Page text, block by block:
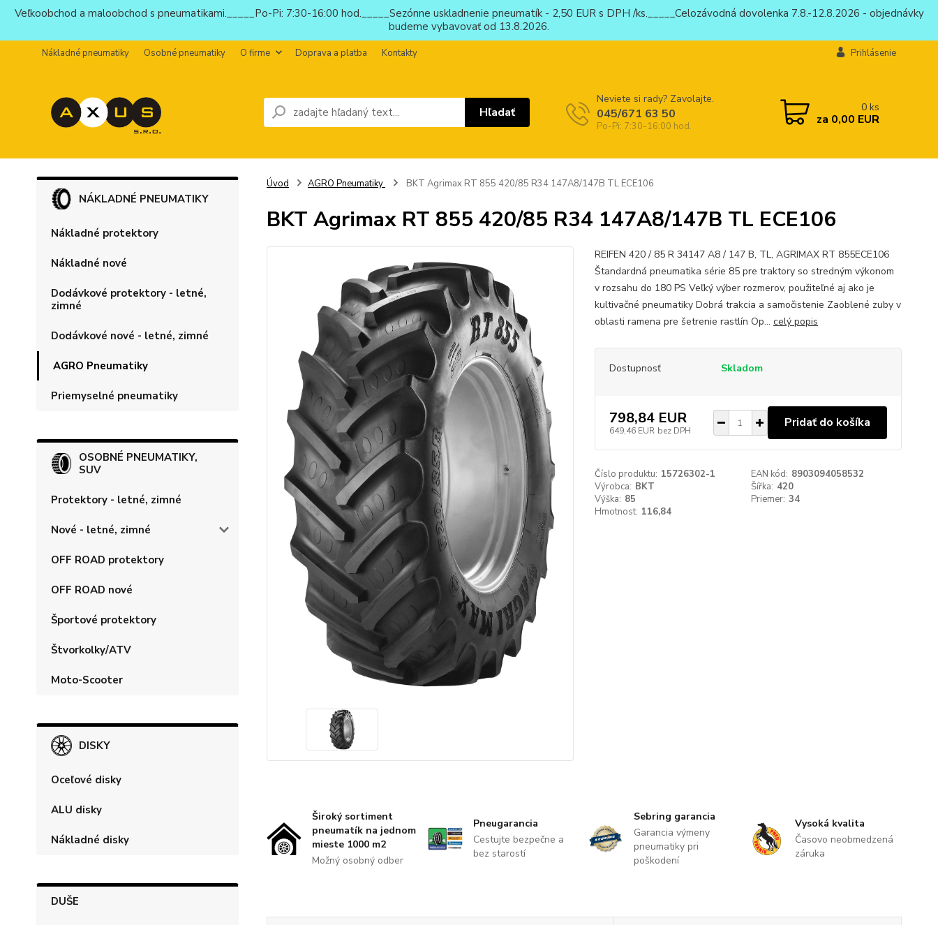
Veľkoobchod a maloobchod s pneumatikami._____Po-Pi: 7:30-16:00 hod._____Sezónne uskladnenie pneumatík - 2,50 EUR s DPH /ks._____Celozávodná dovolenka 7.8.-12.8.2026 - objednávky
budeme vybavovať od 13.8.2026.
Nákladné pneumatiky Osobné pneumatiky O firme Doprava a platba Kontakty Prihlásenie
Hľadať
Neviete si rady? Zavolajte.
045/671 63 50
Po-Pi: 7:30-16:00 hod.
0 ks
za 0,00 EUR
NÁKLADNÉ PNEUMATIKY
Nákladné protektory
Nákladné nové
Dodávkové protektory - letné,
zimné
Dodávkové nové - letné, zimné
AGRO Pneumatiky
Priemyselné pneumatiky
OSOBNÉ PNEUMATIKY,
SUV
Protektory - letné, zimné
Nové - letné, zimné
OFF ROAD protektory
OFF ROAD nové
Športové protektory
Štvorkolky/ATV
Moto-Scooter
DISKY
Oceľové disky
ALU disky
Nákladné disky
DUŠE
Úvod AGRO Pneumatiky BKT Agrimax RT 855 420/85 R34 147A8/147B TL ECE106
BKT Agrimax RT 855 420/85 R34 147A8/147B TL ECE106
REIFEN 420 / 85 R 34147 A8 / 147 B, TL, AGRIMAX RT 855ECE106
Štandardná pneumatika série 85 pre traktory so stredným výkonom
v rozsahu do 180 PS Veľký výber rozmerov, použiteľné aj ako je
kultivačné pneumatiky Dobrá trakcia a samočistenie Zaoblené zuby v
oblasti ramena pre šetrenie rastlín Op... celý popis
Dostupnosť Skladom
798,84 EUR
649,46 EUR bez DPH
Pridať do košíka
Číslo produktu: 15726302-1 EAN kód: 8903094058532
Výrobca: BKT Šířka: 420
Výška: 85 Priemer: 34
Hmotnost: 116,84
Široký sortiment
pneumatík na jednom
mieste 1000 m2
Možný osobný odber
Pneugarancia
Cestujte bezpečne a
bez starostí
Sebring garancia
Garancia výmeny
pneumatiky pri
poškodení
Vysoká kvalita
Časovo neobmedzená
záruka